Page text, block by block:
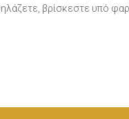
βρίσκεστε υπό